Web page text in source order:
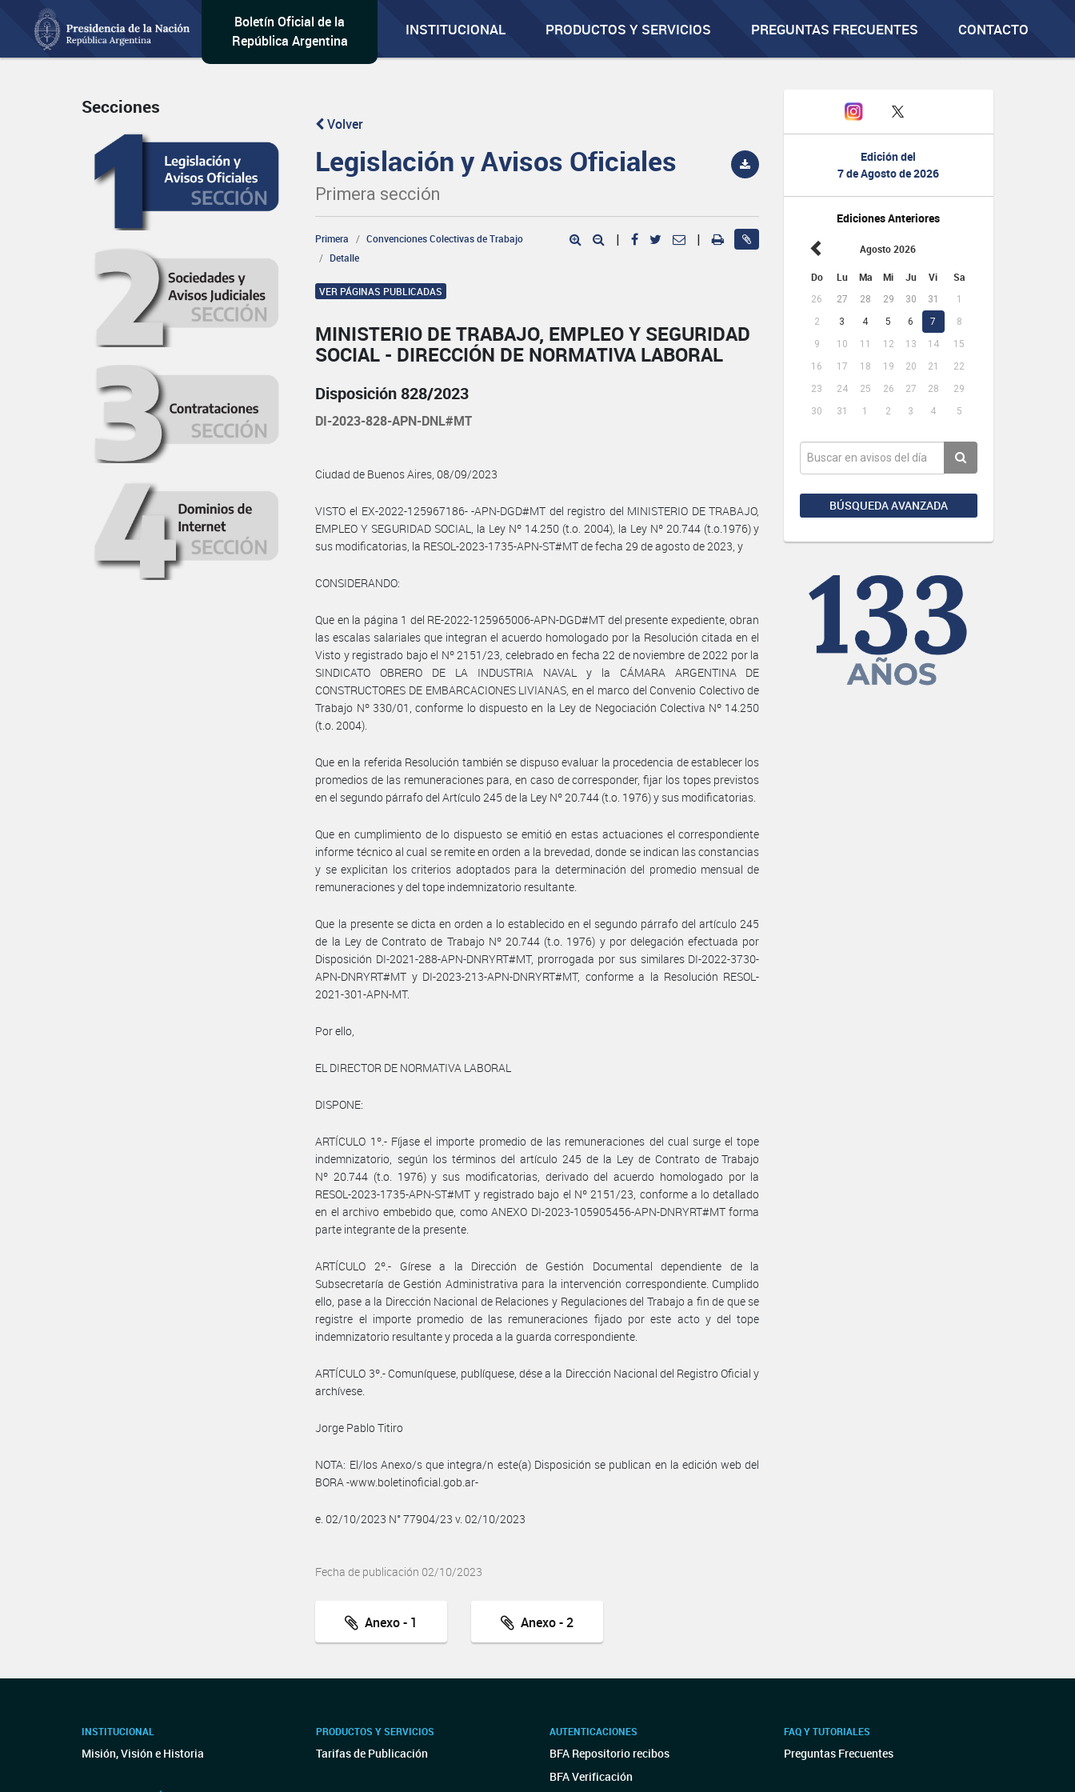
Boletín Oficial de la
República Argentina
INSTITUCIONAL PRODUCTOS Y SERVICIOS PREGUNTAS FRECUENTES CONTACTO
Edición del
7 de Agosto de 2026
Ediciones Anteriores
Agosto 2026
Do Lu Ma Mi Ju Vi Sa
26 27 28 29 30 31
1
2
3 4 5 6 7
8
9
10 11 12 13 14
15
16
17 18 19 20 21
22
23
24 25 26 27 28
29
30
31 1 2 3 4 5
BÚSQUEDA AVANZADA
Secciones
Volver
Legislación y Avisos Oficiales
Primera sección
Primera
Convenciones Colectivas de Trabajo
Detalle
| |
VER PÁGINAS PUBLICADAS
MINISTERIO DE TRABAJO, EMPLEO Y SEGURIDAD
SOCIAL - DIRECCIÓN DE NORMATIVA LABORAL
Disposición 828/2023
DI-2023-828-APN-DNL#MT
Ciudad de Buenos Aires, 08/09/2023
VISTO el EX-2022-125967186- -APN-DGD#MT del registro del MINISTERIO DE TRABAJO,
EMPLEO Y SEGURIDAD SOCIAL, la Ley Nº 14.250 (t.o. 2004), la Ley Nº 20.744 (t.o.1976) y
sus modificatorias, la RESOL-2023-1735-APN-ST#MT de fecha 29 de agosto de 2023, y
CONSIDERANDO:
Que en la página 1 del RE-2022-125965006-APN-DGD#MT del presente expediente, obran
las escalas salariales que integran el acuerdo homologado por la Resolución citada en el
Visto y registrado bajo el Nº 2151/23, celebrado en fecha 22 de noviembre de 2022 por la
SINDICATO OBRERO DE LA INDUSTRIA NAVAL y la CÁMARA ARGENTINA DE
CONSTRUCTORES DE EMBARCACIONES LIVIANAS, en el marco del Convenio Colectivo de
Trabajo Nº 330/01, conforme lo dispuesto en la Ley de Negociación Colectiva Nº 14.250
(t.o. 2004).
Que en la referida Resolución también se dispuso evaluar la procedencia de establecer los
promedios de las remuneraciones para, en caso de corresponder, fijar los topes previstos
en el segundo párrafo del Artículo 245 de la Ley Nº 20.744 (t.o. 1976) y sus modificatorias.
Que en cumplimiento de lo dispuesto se emitió en estas actuaciones el correspondiente
informe técnico al cual se remite en orden a la brevedad, donde se indican las constancias
y se explicitan los criterios adoptados para la determinación del promedio mensual de
remuneraciones y del tope indemnizatorio resultante.
Que la presente se dicta en orden a lo establecido en el segundo párrafo del artículo 245
de la Ley de Contrato de Trabajo Nº 20.744 (t.o. 1976) y por delegación efectuada por
Disposición DI-2021-288-APN-DNRYRT#MT, prorrogada por sus similares DI-2022-3730-
APN-DNRYRT#MT y DI-2023-213-APN-DNRYRT#MT, conforme a la Resolución RESOL-
2021-301-APN-MT.
Por ello,
EL DIRECTOR DE NORMATIVA LABORAL
DISPONE:
ARTÍCULO 1º.- Fíjase el importe promedio de las remuneraciones del cual surge el tope
indemnizatorio, según los términos del artículo 245 de la Ley de Contrato de Trabajo
Nº 20.744 (t.o. 1976) y sus modificatorias, derivado del acuerdo homologado por la
RESOL-2023-1735-APN-ST#MT y registrado bajo el Nº 2151/23, conforme a lo detallado
en el archivo embebido que, como ANEXO DI-2023-105905456-APN-DNRYRT#MT forma
parte integrante de la presente.
ARTÍCULO 2º.- Gírese a la Dirección de Gestión Documental dependiente de la
Subsecretaría de Gestión Administrativa para la intervención correspondiente. Cumplido
ello, pase a la Dirección Nacional de Relaciones y Regulaciones del Trabajo a fin de que se
registre el importe promedio de las remuneraciones fijado por este acto y del tope
indemnizatorio resultante y proceda a la guarda correspondiente.
ARTÍCULO 3º.- Comuníquese, publíquese, dése a la Dirección Nacional del Registro Oficial y
archívese.
Jorge Pablo Titiro
NOTA: El/los Anexo/s que integra/n este(a) Disposición se publican en la edición web del
BORA -www.boletinoficial.gob.ar-
e. 02/10/2023 N° 77904/23 v. 02/10/2023
Fecha de publicación 02/10/2023
Anexo - 1 Anexo - 2
INSTITUCIONAL
Misión, Visión e Historia
PRODUCTOS Y SERVICIOS
Tarifas de Publicación
AUTENTICACIONES
BFA Repositorio recibos
BFA Verificación
FAQ Y TUTORIALES
Preguntas Frecuentes